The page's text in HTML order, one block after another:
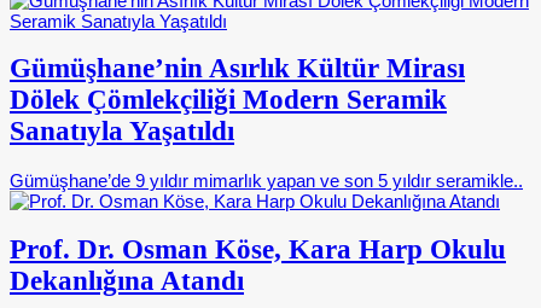
Gümüşhane’nin Asırlık Kültür Mirası
Dölek Çömlekçiliği Modern Seramik
Sanatıyla Yaşatıldı
Gümüşhane’de 9 yıldır mimarlık yapan ve son 5 yıldır seramikle..
Prof. Dr. Osman Köse, Kara Harp Okulu
Dekanlığına Atandı